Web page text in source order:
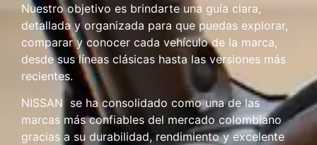
Nuestro objetivo es brindarte una guía clara,
detallada y organizada para que puedas explorar,
comparar y conocer cada vehículo de la marca,
desde sus líneas clásicas hasta las versiones más
recientes.
NISSAN se ha consolidado como una de las
marcas más confiables del mercado colombiano
gracias a su durabilidad, rendimiento y excelente